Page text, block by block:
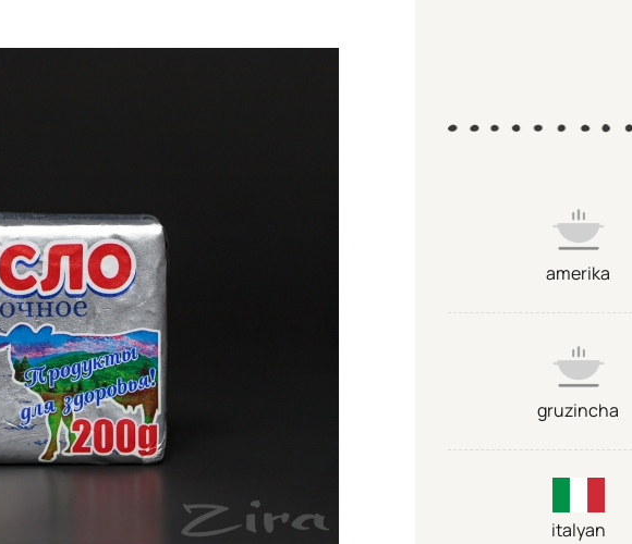
amerika
gruzincha
italyan